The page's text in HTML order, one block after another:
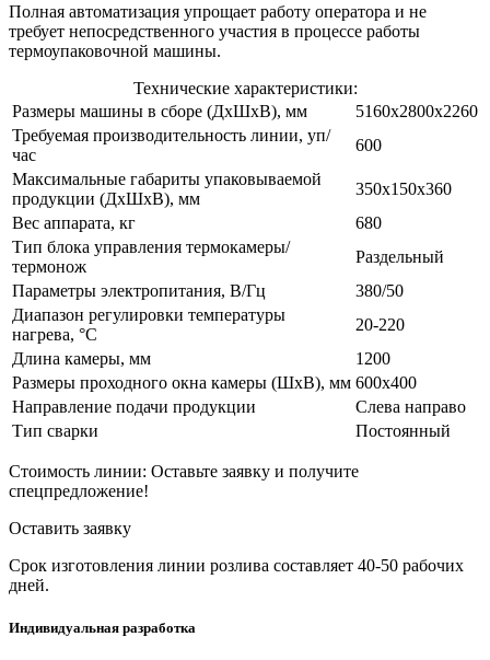
Полная автоматизация упрощает работу оператора и не
требует непосредственного участия в процессе работы
термоупаковочной машины.
Технические характеристики:
Размеры машины в сборе (ДхШхВ), мм
5160x2800x2260
Требуемая производительность линии, уп/
час
600
Максимальные габариты упаковываемой
продукции (ДхШхВ), мм
350х150х360
Вес аппарата, кг
680
Тип блока управления термокамеры/
термонож
Раздельный
Параметры электропитания, В/Гц
380/50
Диапазон регулировки температуры
нагрева, °С
20-220
Длина камеры, мм
1200
Размеры проходного окна камеры (ШхВ), мм 600х400
Направление подачи продукции
Слева направо
Тип сварки
Постоянный
Стоимость линии: Оставьте заявку и получите
спецпредложение!
Оставить заявку
Срок изготовления линии розлива составляет 40-50 рабочих
дней.
Индивидуальная разработка